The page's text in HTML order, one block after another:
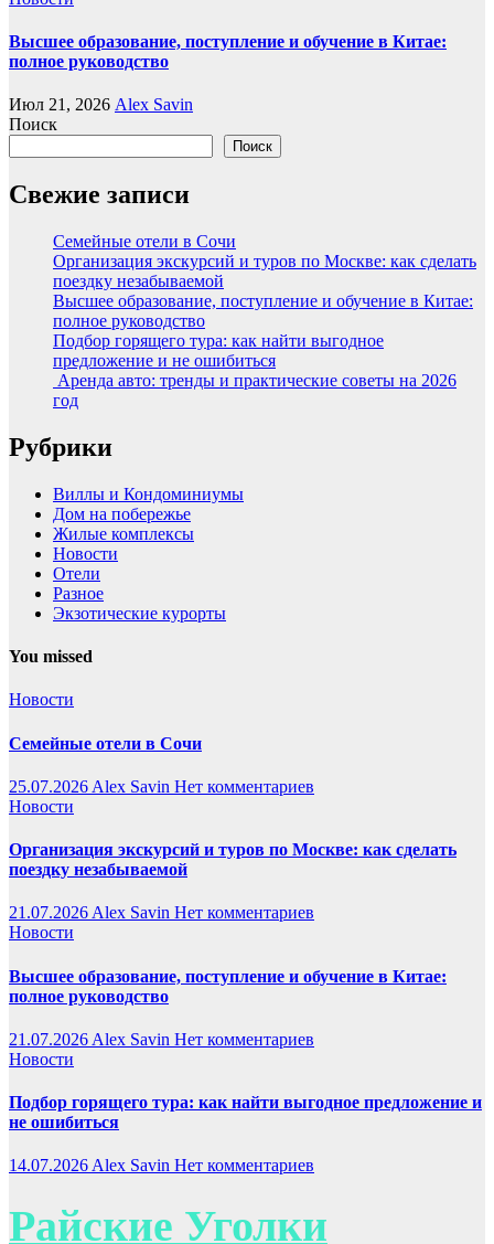
Высшее образование, поступление и обучение в Китае:
полное руководство
Июл 21, 2026 Alex Savin
Поиск
Поиск
Свежие записи
Семейные отели в Сочи
Организация экскурсий и туров по Москве: как сделать
поездку незабываемой
Высшее образование, поступление и обучение в Китае:
полное руководство
Подбор горящего тура: как найти выгодное
предложение и не ошибиться
Аренда авто: тренды и практические советы на 2026
год
Рубрики
Виллы и Кондоминиумы
Дом на побережье
Жилые комплексы
Новости
Отели
Разное
Экзотические курорты
You missed
Новости
Семейные отели в Сочи
25.07.2026 Alex Savin Нет комментариев
Новости
Организация экскурсий и туров по Москве: как сделать
поездку незабываемой
21.07.2026 Alex Savin Нет комментариев
Новости
Высшее образование, поступление и обучение в Китае:
полное руководство
21.07.2026 Alex Savin Нет комментариев
Новости
Подбор горящего тура: как найти выгодное предложение и
не ошибиться
14.07.2026Alex Savin Нет комментариев
Райские Уголки